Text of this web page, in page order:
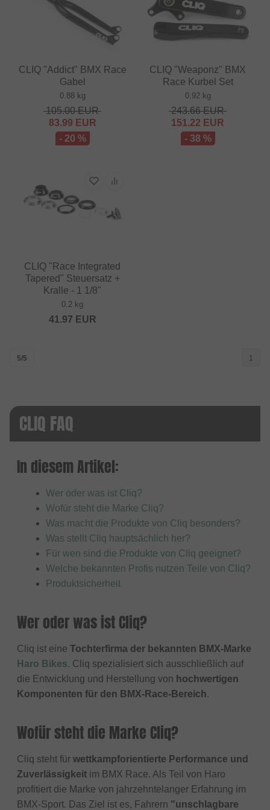
CLIQ "Addict" BMX Race
Gabel
0.88 kg
105.00EUR
83.99 EUR
- 20 %
CLIQ "Weaponz" BMX
Race Kurbel Set
0.92 kg
243.66EUR
151.22 EUR
- 38 %
CLIQ "Race Integrated
Tapered" Steuersatz +
Kralle - 1 1/8"
0.2 kg
41.97 EUR
5/5 1
CLIQ FAQ
In diesem Artikel:
Wer oder was ist Cliq?
Wofür steht die Marke Cliq?
Was macht die Produkte von Cliq besonders?
Was stellt Cliq hauptsächlich her?
Für wen sind die Produkte von Cliq geeignet?
Welche bekannten Profis nutzen Teile von Cliq?
Produktsicherheit
Wer oder was ist Cliq?
Cliq ist eine Tochterfirma der bekannten BMX-Marke
Haro Bikes. Cliq spezialisiert sich ausschließlich auf
die Entwicklung und Herstellung von hochwertigen
Komponenten für den BMX-Race-Bereich.
Wofür steht die Marke Cliq?
Cliq steht für wettkampforientierte Performance und
Zuverlässigkeit im BMX Race. Als Teil von Haro
profitiert die Marke von jahrzehntelanger Erfahrung im
BMX-Sport. Das Ziel ist es, Fahrern "unschlagbare